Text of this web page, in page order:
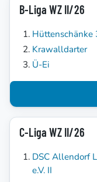
B-Liga WZ II/26
Hüttenschänke
Krawalldarter
Ü-Ei
C-Liga WZ II/26
DSC Allendorf
e.V. II